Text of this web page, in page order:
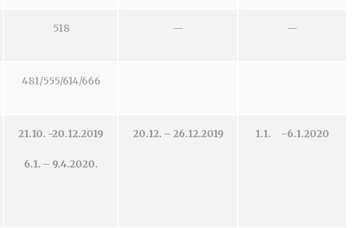
518 — —
481/555/614/666
21.10. -20.12.2019
6.1. – 9.4.2020.
20.12. – 26.12.2019 1.1. -6.1.2020